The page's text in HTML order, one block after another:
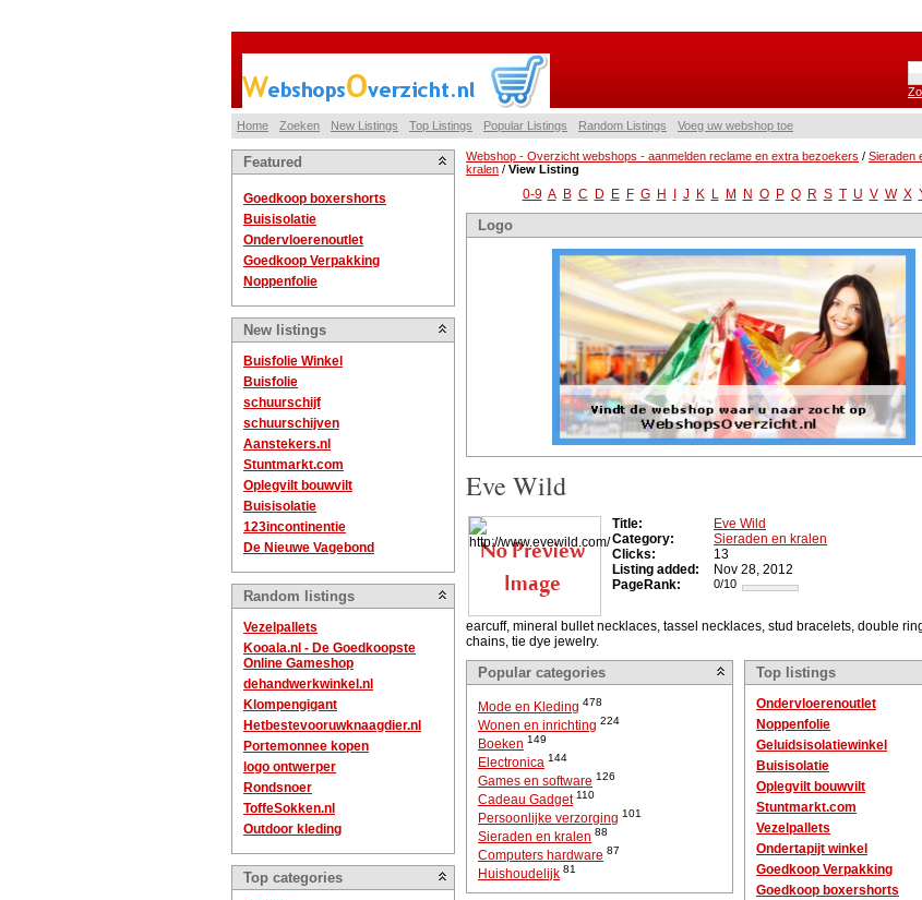
Home Zoeken New Listings Top Listings Popular Listings Random Listings Voeg uw webshop toe
Featured
Goedkoop boxershorts
Buisisolatie
Ondervloerenoutlet
Goedkoop Verpakking
Noppenfolie
New listings
Buisfolie Winkel
Buisfolie
schuurschijf
schuurschijven
Aanstekers.nl
Stuntmarkt.com
Oplegvilt bouwvilt
Buisisolatie
123incontinentie
De Nieuwe Vagebond
Random listings
Vezelpallets
Kooala.nl - De Goedkoopste
Online Gameshop
dehandwerkwinkel.nl
Klompengigant
Hetbestevooruwknaagdier.nl
Portemonnee kopen
logo ontwerper
Rondsnoer
ToffeSokken.nl
Outdoor kleding
Top categories
Webshop - Overzicht webshops - aanmelden reclame en extra bezoekers / Sieraden
kralen / View Listing
0-9 A B C D E F G H J K L M N O P Q R S T U V W X
Logo
Eve Wild
Title:
Eve Wild
Category:
Sieraden en kralen
Clicks:
13
Listing added:
Nov 28, 2012
PageRank:
0/10
earcuff, mineral bullet necklaces, tassel necklaces, stud bracelets, double
chains, tie dye jewelry.
Popular categories
Mode en Kleding 478
Wonen en inrichting 224
Boeken 149
Electronica 144
Games en software 126
Cadeau Gadget 110
Persoonlijke verzorging 101
Sieraden en kralen 88
Computers hardware 87
Huishoudelijk 81
Top listings
Ondervloerenoutlet
Noppenfolie
Geluidsisolatiewinkel
Buisisolatie
Oplegvilt bouwvilt
Stuntmarkt.com
Vezelpallets
Ondertapijt winkel
Goedkoop Verpakking
Goedkoop boxershorts